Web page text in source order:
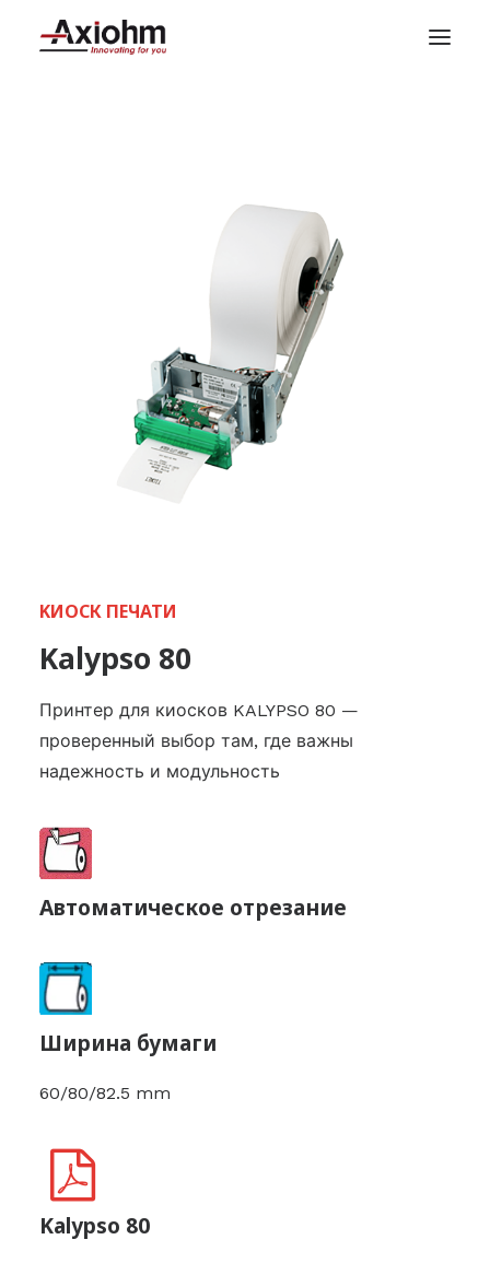
Опыт, умноженный на знания
KИОСК ПЕЧАТИ
Kalypso 80
Принтер для киосков KALYPSO 80 —
проверенный выбор там, где важны
надежность и модульность
Aвтоматическое отрезание
Ширина бумаги
60/80/82.5 mm
Kalypso 80